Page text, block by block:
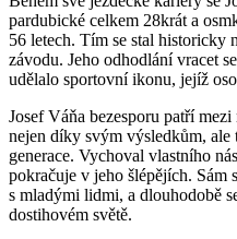
pardubické celkem 28krát a
56 letech. Tím se stal historicky
závodu. Jeho odhodlání vracet
udělalo sportovní ikonu, jejíž
Josef Váňa bezesporu patří
nejen díky svým výsledkům,
generace. Vychoval vlastního
pokračuje v jeho šlépějích. Sám
s mladými lidmi, a dlouhodobě
dostihovém světě.